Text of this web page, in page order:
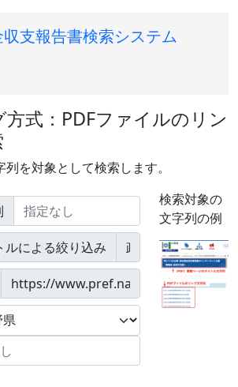
支報告書検索システム
式：PDFファイルのリン
を対象として検索します。
による絞り込み
検索対象の
文字列の例